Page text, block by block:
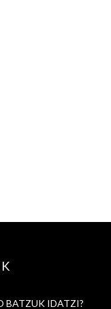
BATZUK IDATZI?